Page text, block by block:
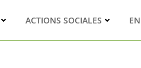
ACTIONS SOCIALES